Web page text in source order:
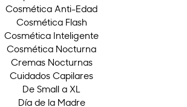
Cosmética Anti-Edad
Cosmética Flash
Cosmética Inteligente
Cosmética Nocturna
Cremas Nocturnas
Cuidados Capilares
De Small a XL
Día de la Madre